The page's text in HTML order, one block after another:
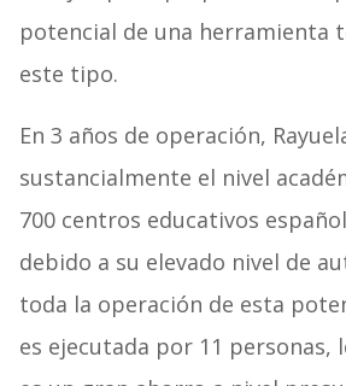
potencial de una herramienta
este tipo.
En 3 años de operación,
sustancialmente el nivel
700 centros educativos
debido a su elevado nivel de
toda la operación de esta
es ejecutada por 11 personas,